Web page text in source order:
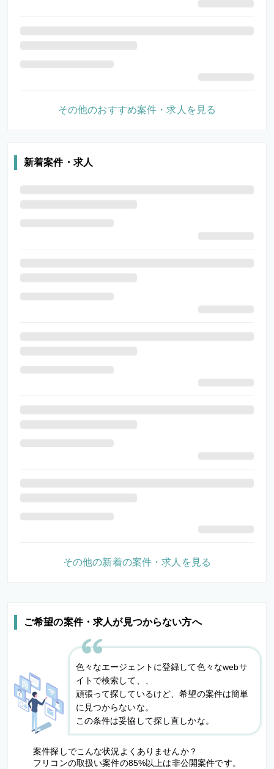
ご希望の案件・求人が見つからない方へ
色々なエージェントに登録して色々なwebサ
イトで検索して、、
頑張って探しているけど、希望の案件は簡単
に見つからないな。
この条件は妥協して探し直しかな。
案件探しでこんな状況よくありませんか？
フリコンの取扱い案件の85%以上は非公開案件です。
その他のおすすめ案件・求人を見る
新着案件・求人
その他の新着の案件・求人を見る